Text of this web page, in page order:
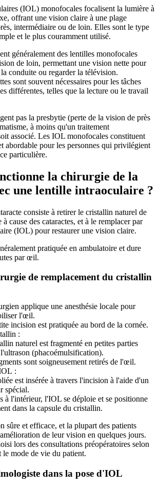
(IOL) monofocales focalisent la lumière à
offrant une vision claire à une plage
intermédiaire ou de loin. Elles sont le type
et le plus couramment utilisé.
généralement des lentilles monofocales
de loin, permettant une vision nette pour
conduite ou regarder la télévision.
sont souvent nécessaires pour les tâches
différentes, telles que la lecture ou le travail
pas la presbytie (perte de la vision de près
à moins qu'un traitement
associé. Les IOL monofocales constituent
abordable pour les personnes qui privilégient
particulière.
la chirurgie de la
une lentille intraoculaire ?
consiste à retirer le cristallin naturel de
cause des cataractes, et à le remplacer par
(IOL) pour restaurer une vision claire.
pratiquée en ambulatoire et dure
par œil.
de remplacement du cristallin
applique une anesthésie locale pour
l'œil.
incision est pratiquée au bord de la cornée.
:
naturel est fragmenté en petites parties
l'ultrason (phacoémulsification).
sont soigneusement retirés de l'œil.
:
est insérée à travers l'incision à l'aide d'un
spécial.
à l'intérieur, l'IOL se déploie et se positionne
dans la capsule du cristallin.
sûre et efficace, et la plupart des patients
de leur vision en quelques jours.
lors des consultations préopératoires selon
le mode de vie du patient.
dans la pose d'IOL